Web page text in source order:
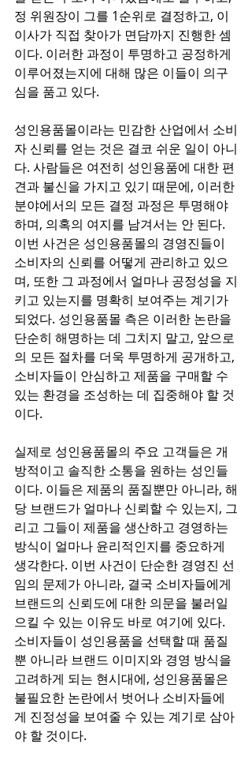
정 위원장이 그를 1순위로 결정하고, 이
이사가 직접 찾아가 면담까지 진행한 셈
이다. 이러한 과정이 투명하고 공정하게
이루어졌는지에 대해 많은 이들이 의구
심을 품고 있다.
성인용품몰이라는 민감한 산업에서 소비
자 신뢰를 얻는 것은 결코 쉬운 일이 아니
다. 사람들은 여전히 성인용품에 대한 편
견과 불신을 가지고 있기 때문에, 이러한
분야에서의 모든 결정 과정은 투명해야
하며, 의혹의 여지를 남겨서는 안 된다.
이번 사건은 성인용품몰의 경영진들이
소비자의 신뢰를 어떻게 관리하고 있으
며, 또한 그 과정에서 얼마나 공정성을 지
키고 있는지를 명확히 보여주는 계기가
되었다. 성인용품몰 측은 이러한 논란을
단순히 해명하는 데 그치지 말고, 앞으로
의 모든 절차를 더욱 투명하게 공개하고,
소비자들이 안심하고 제품을 구매할 수
있는 환경을 조성하는 데 집중해야 할 것
이다.
실제로 성인용품몰의 주요 고객들은 개
방적이고 솔직한 소통을 원하는 성인들
이다. 이들은 제품의 품질뿐만 아니라, 해
당 브랜드가 얼마나 신뢰할 수 있는지, 그
리고 그들이 제품을 생산하고 경영하는
방식이 얼마나 윤리적인지를 중요하게
생각한다. 이번 사건이 단순한 경영진 선
임의 문제가 아니라, 결국 소비자들에게
브랜드의 신뢰도에 대한 의문을 불러일
으킬 수 있는 이유도 바로 여기에 있다.
소비자들이 성인용품을 선택할 때 품질
뿐 아니라 브랜드 이미지와 경영 방식을
고려하게 되는 현시대에, 성인용품몰은
불필요한 논란에서 벗어나 소비자들에
게 진정성을 보여줄 수 있는 계기로 삼아
야 할 것이다.